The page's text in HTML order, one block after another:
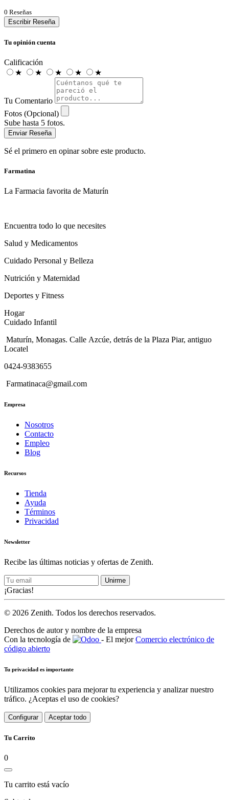
0 Reseñas
Escribir Reseña
Tu opinión cuenta
Calificación
★
★ ★ ★ ★
Tu Comentario
Fotos (Opcional)
Sube hasta 5 fotos.
Enviar Reseña
Sé el primero en opinar sobre este producto.
Farmatina
La Farmacia favorita de Maturín
Encuentra todo lo que necesites
Salud y Medicamentos
Cuidado Personal y Belleza
Nutrición y Maternidad
Deportes y Fitness
Hogar
Cuidado Infantil
Maturín, Monagas. Calle Azcúe, detrás de la Plaza Piar, antiguo
Locatel
0424-9383655
Farmatinaca@gmail.com
Empresa
Nosotros
Contacto
Empleo
Blog
Recursos
Tienda
Ayuda
Términos
Privacidad
Newsletter
Recibe las últimas noticias y ofertas de Zenith.
Unirme
¡Gracias!
© 2026 Zenith. Todos los derechos reservados.
Derechos de autor y nombre de la empresa
Con la tecnología de
- El mejorComercio electrónico de
código abierto
Tu privacidad es importante
Utilizamos cookies para mejorar tu experiencia y analizar nuestro
tráfico. ¿Aceptas el uso de cookies?
Configurar Aceptar todo
Tu Carrito
0
Tu carrito está vacío